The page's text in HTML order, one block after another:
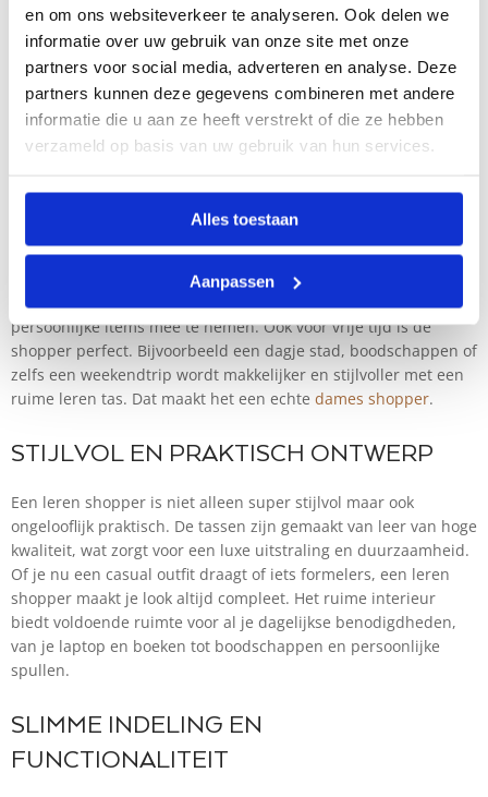
en om ons websiteverkeer te analyseren. Ook delen we
informatie over uw gebruik van onze site met onze
partners voor social media, adverteren en analyse. Deze
partners kunnen deze gegevens combineren met andere
informatie die u aan ze heeft verstrekt of die ze hebben
verzameld op basis van uw gebruik van hun services.
Alles toestaan
Aanpassen
179,95
1 2 →
VOOR WIE IS EEN LEREN SHOPPER
is ideaal voor vrouwen die vaak onderweg
zijn en veel spullen bij zich dragen. Voor studentes is de
shopper ruim genoeg voor boeken en een laptop, terwijl
vrouwen in het werkveld hem gebruiken om documenten en
persoonlijke items mee te nemen. Ook voor vrije tijd is de
shopper perfect. Bijvoorbeeld een dagje stad, boodschappen of
zelfs een weekendtrip wordt makkelijker en stijlvoller met een
ruime leren tas. Dat maakt het een echte dames shopper.
STIJLVOL EN PRAKTISCH ONTWERP
Een leren shopper is niet alleen super stijlvol maar ook
ongelooflijk praktisch. De tassen zijn gemaakt van leer van hoge
kwaliteit, wat zorgt voor een luxe uitstraling en duurzaamheid.
Of je nu een casual outfit draagt of iets formelers, een leren
shopper maakt je look altijd compleet. Het ruime interieur
biedt voldoende ruimte voor al je dagelijkse benodigdheden,
van je laptop en boeken tot boodschappen en persoonlijke
spullen.
SLIMME INDELING EN
FUNCTIONALITEIT